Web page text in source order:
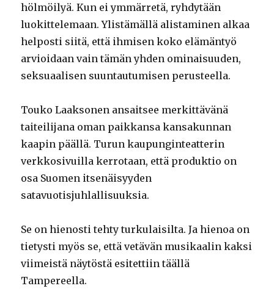
hölmöilyä. Kun ei ymmärretä, ryhdytään
luokittelemaan. Ylistämällä alistaminen alkaa
helposti siitä, että ihmisen koko elämäntyö
arvioidaan vain tämän yhden ominaisuuden,
seksuaalisen suuntautumisen perusteella.
Touko Laaksonen ansaitsee merkittävänä
taiteilijana oman paikkansa kansakunnan
kaapin päällä. Turun kaupunginteatterin
verkkosivuilla kerrotaan, että produktio on
osa Suomen itsenäisyyden
satavuotisjuhlallisuuksia.
Se on hienosti tehty turkulaisilta. Ja hienoa on
tietysti myös se, että vetävän musikaalin kaksi
viimeistä näytöstä esitettiin täällä
Tampereella.